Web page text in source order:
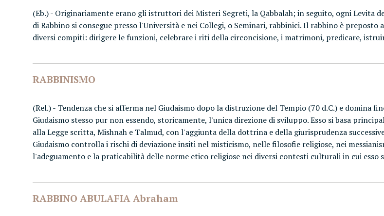
(Eb.) - Originariamente erano gli istruttori dei Misteri Segreti, la Qabbalah; in seguito, ogni Levita
di Rabbino si consegue presso l'Università e nei Collegi, o Seminari, rabbinici. Il rabbino è
diversi compiti: dirigere le funzioni, celebrare i riti della circoncisione, i matrimoni, predicare,
RABBINISMO
(Rel.) - Tendenza che si afferma nel Giudaismo dopo la distruzione del Tempio (70 d.C.) e
Giudaismo stesso pur non essendo, storicamente, l'unica direzione di sviluppo. Esso si basa
alla Legge scritta, Mishnah e Talmud, con l'aggiunta della dottrina e della giurisprudenza
Giudaismo controlla i rischi di deviazione insiti nel misticismo, nelle filosofie religiose, nei
l'adeguamento e la praticabilità delle norme etico religiose nei diversi contesti culturali in cui esso
RABBINO ABULAFIA Abraham